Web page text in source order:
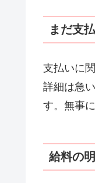
まだ支
支払いに
詳細は急
す。無事
給料の